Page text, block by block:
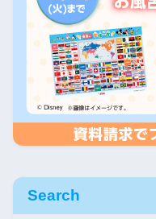
Search